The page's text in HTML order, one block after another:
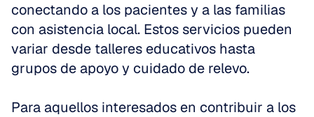
conectando a los pacientes y a las familias
con asistencia local. Estos servicios pueden
variar desde talleres educativos hasta
grupos de apoyo y cuidado de relevo.
Para aquellos interesados en contribuir a los